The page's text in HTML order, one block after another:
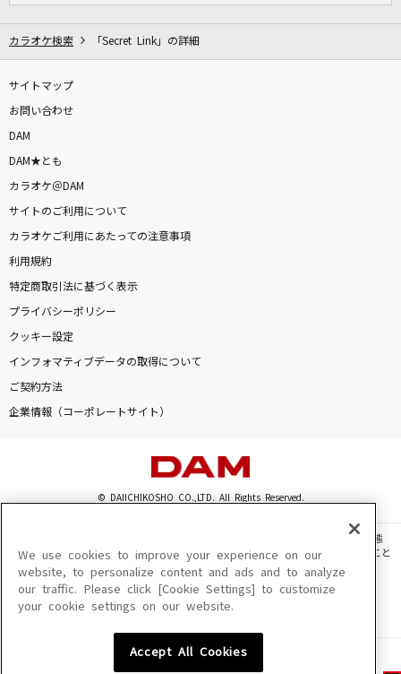
カラオケ検索 「Secret Link」の詳細
サイトマップ
お問い合わせ
DAM
DAM★とも
カラオケ＠DAM
サイトのご利用について
カラオケご利用にあたっての注意事項
利用規約
特定商取引法に基づく表示
プライバシーポリシー
クッキー設定
インフォマティブデータの取得について
ご契約方法
企業情報（コーポレートサイト）
© DAIICHIKOSHO CO.,LTD. All Rights Reserved.
このサイトに掲載されている一切の文章・画像・写真・動画・音声等を、手段や形態
を問わず、著作権法の定める範囲を超えて無断で複製、転載、ファイル化などすること
を禁じます。
楽曲及びコンテンツは、機種によりご利用いただけない場合があります。
楽曲及びコンテンツの配信日、配信内容が変更になる場合があります。
We use cookies to improve your experience on our
website, to personalize content and ads and to analyze
our traffic. Please click [Cookie Settings] to customize
your cookie settings on our website.
Accept All Cookies